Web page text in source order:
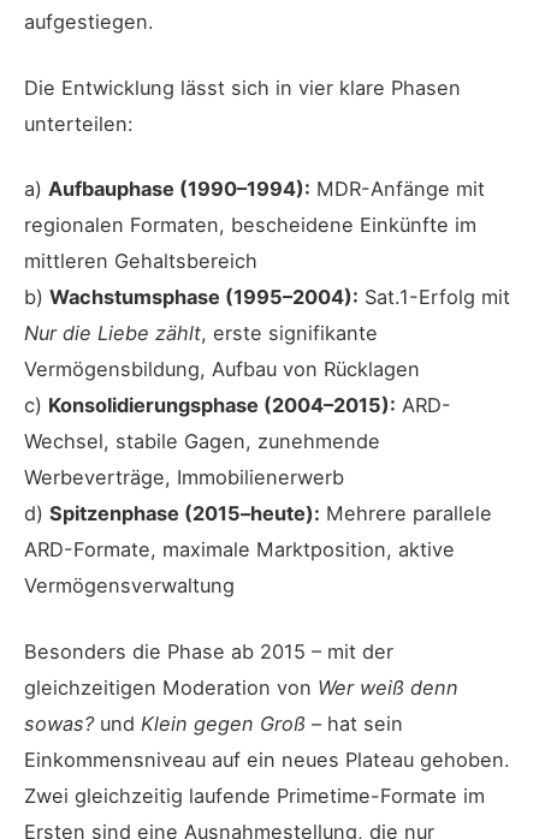
aufgestiegen.
Die Entwicklung lässt sich in vier klare Phasen
unterteilen:
a) Aufbauphase (1990–1994): MDR-Anfänge mit
regionalen Formaten, bescheidene Einkünfte im
mittleren Gehaltsbereich
b) Wachstumsphase (1995–2004): Sat.1-Erfolg mit
Nur die Liebe zählt, erste signifikante
Vermögensbildung, Aufbau von Rücklagen
c) Konsolidierungsphase (2004–2015): ARD-
Wechsel, stabile Gagen, zunehmende
Werbeverträge, Immobilienerwerb
d) Spitzenphase (2015–heute): Mehrere parallele
ARD-Formate, maximale Marktposition, aktive
Vermögensverwaltung
Besonders die Phase ab 2015 – mit der
gleichzeitigen Moderation von Wer weiß denn
sowas?und Klein gegen Groß – hat sein
Einkommensniveau auf ein neues Plateau gehoben.
Zwei gleichzeitig laufende Primetime-Formate im
Ersten sind eine Ausnahmestellung, die nur